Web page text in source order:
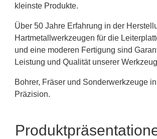
kleinste Produkte.
Über 50 Jahre Erfahrung in der
Hartmetallwerkzeugen für die
und eine moderen Fertigung sind
Leistung und Qualität unserer
Bohrer, Fräser und Sonderwerkzeuge
Präzision.